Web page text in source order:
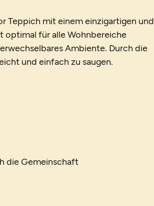
Teppich mit einem einzigartigen und
optimal für alle Wohnbereiche
Ambiente. Durch die
und einfach zu saugen.
die Gemeinschaft